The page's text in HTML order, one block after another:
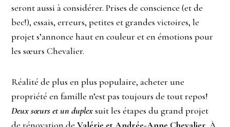
seront aussi à considérer. Prises de conscience (et de
bec!), essais, erreurs, petites et grandes victoires, le
projet s’annonce haut en couleur et en émotions pour
les sœurs Chevalier.
Réalité de plus en plus populaire, acheter une
propriété en famille n’est pas toujours de tout repos!
Deux sœurs et un duplexsuit les étapes du grand projet